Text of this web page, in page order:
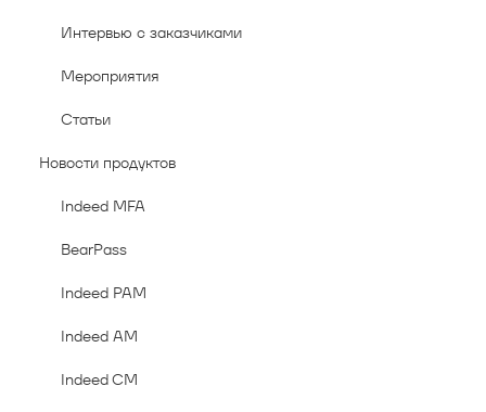
Интервью с заказчиками
Мероприятия
Статьи
Новости продуктов
Indeed MFA
BearPass
Indeed PAM
Indeed AM
Indeed CM